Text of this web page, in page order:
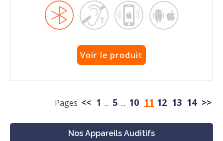
Voir le produit
Pages << 1 ... 5 ... 10 11 12 13 14 >>
Nos Appareils Auditifs